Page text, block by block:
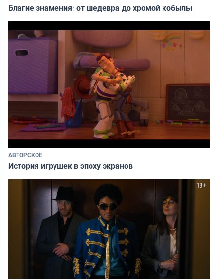
Благие знамения: от шедевра до хромой кобылы
АВТОРСКОЕ
История игрушек в эпоху экранов